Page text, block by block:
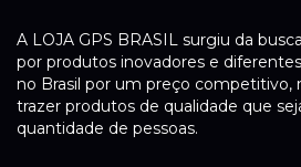
A LOJA GPS BRASIL surgiu da
por produtos inovadores e
no Brasil por um preço competitivo,
trazer produtos de qualidade que
quantidade de pessoas.